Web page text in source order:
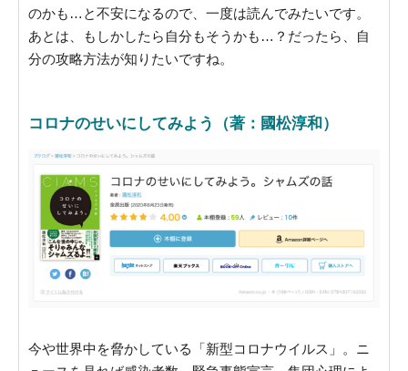
のかも…と不安になるので、一度は読んでみたいです。
あとは、もしかしたら自分もそうかも…？だったら、自
分の攻略方法が知りたいですね。
コロナのせいにしてみよう（著：國松淳和）
今や世界中を脅かしている「新型コロナウイルス」。ニ